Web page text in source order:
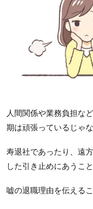
人間関係や業務負担な
期は頑張っているじゃ
寿退社であったり、遠
した引き止めにあうこ
嘘の退職理由を伝える